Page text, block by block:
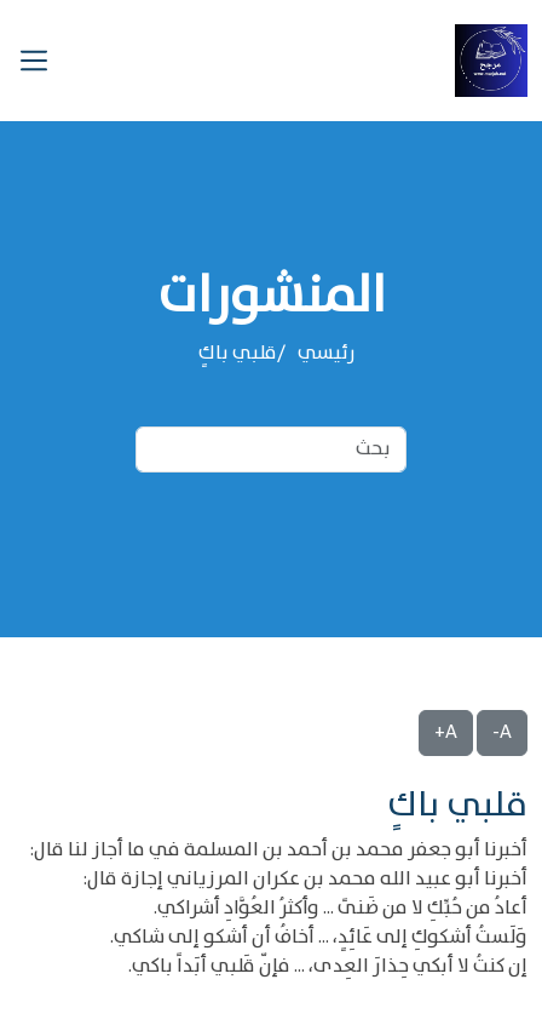
المنشورات
رئيسي قلبي باكٍ
A-
A+
قلبي باكٍ
أخبرنا أبو جعفر محمد بن أحمد بن المسلمة في ما أجاز لنا قال:
أخبرنا أبو عبيد الله محمد بن عكران المرزياني إجازة قال:
أعادُ من حُبِّكِ لا من ضَنىً ... وأكثرُ العُوَّادِ أشراكي.
وَلَستُ أشكوكِ إلى عَائِدٍ، ... أخافُ أن أشكو إلى شاكي.
إن كنتُ لا أبكي حِذارَ العِدى، ... فإنّ قَلبي أبَداً باكي.